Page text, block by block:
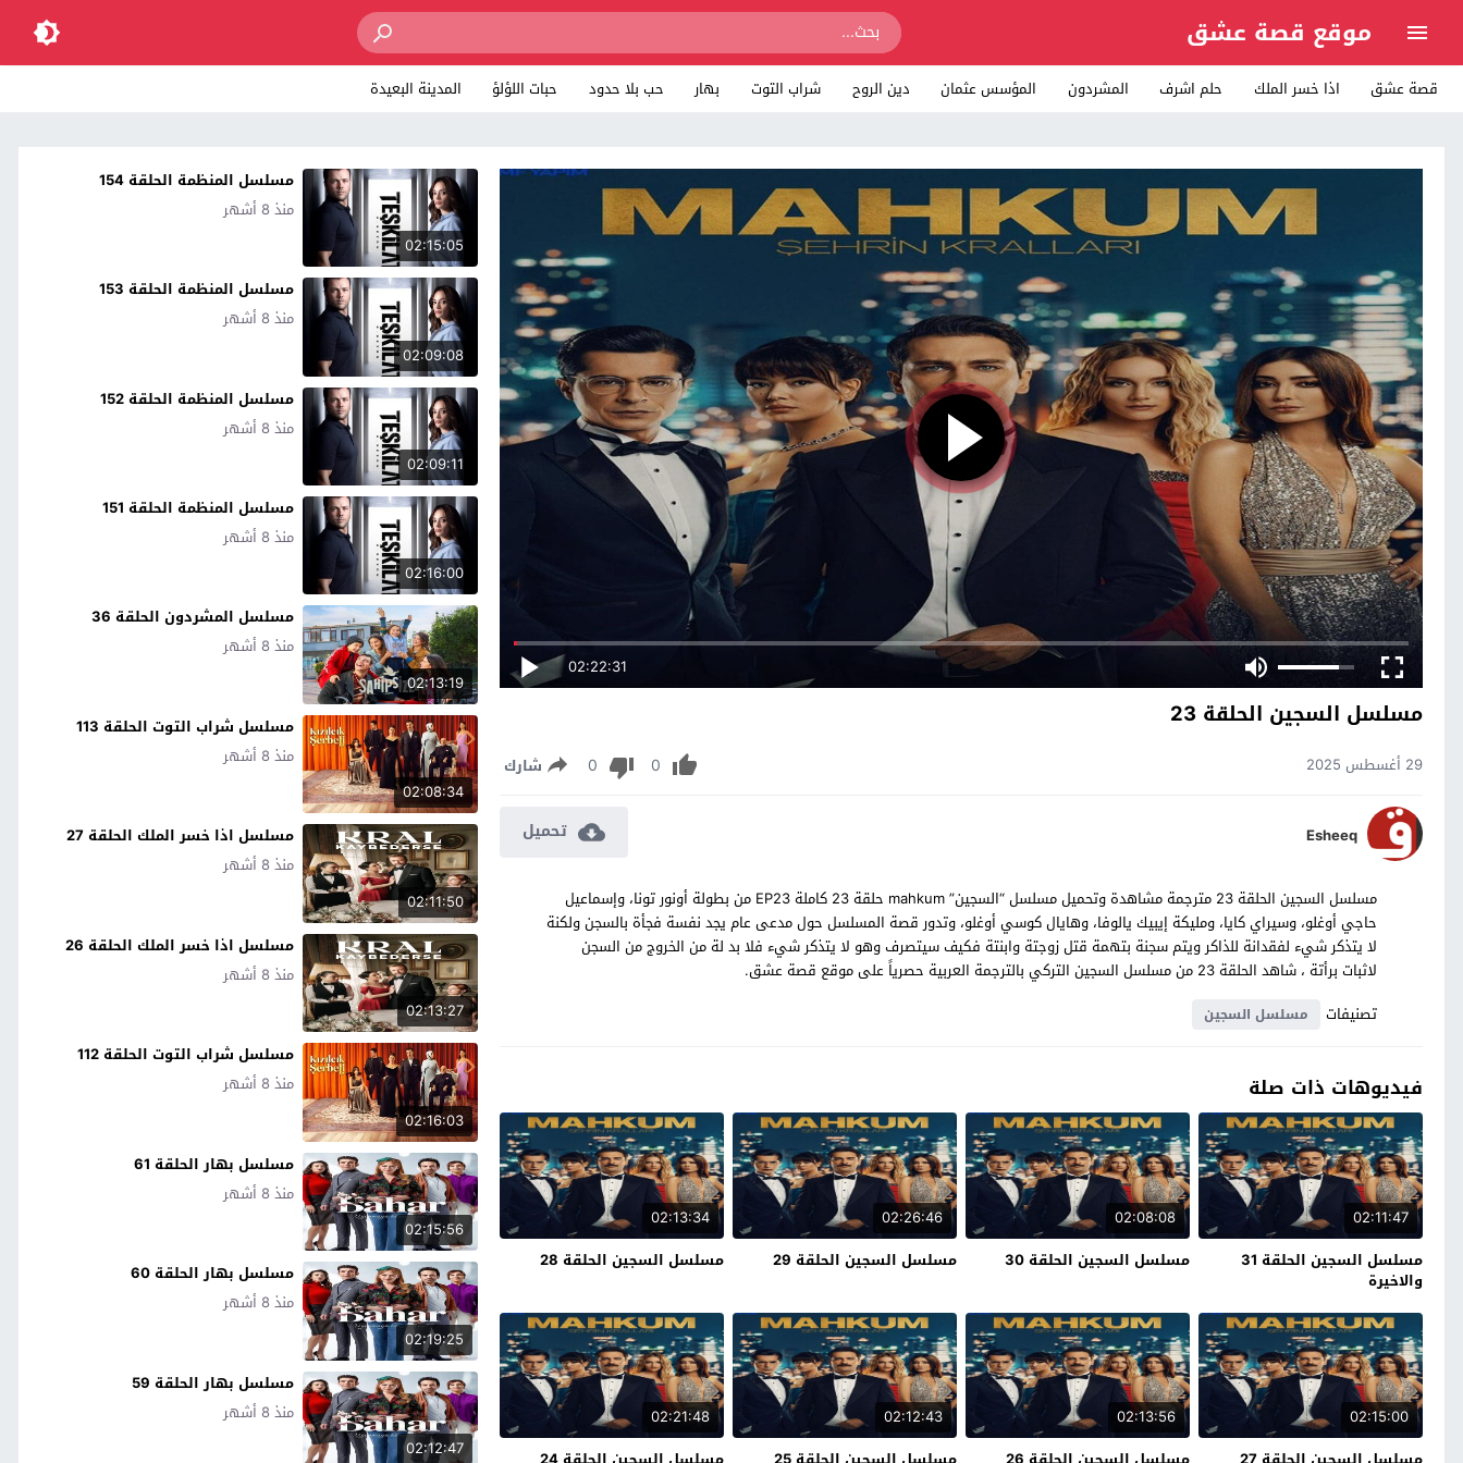
موقع قصة عشق
قصة عشق اذا خسر الملك حلم اشرف المشردون المؤسس عثمان دين الروح شراب التوت بهار حب بلا حدود حبات اللؤلؤ المدينة البعيدة
02:22:31
مسلسل السجين الحلقة 23
29 أغسطس 2025 0
0 شارك
Esheeq تحميل
مسلسل السجين الحلقة 23 مترجمة مشاهدة وتحميل مسلسل “السجين” mahkum حلقة 23 كاملة EP23 من بطولة أونور تونا، وإسماعيل
حاجي أوغلو، وسيراي كايا، ومليكة إيبيك يالوفا، وهايال كوسي أوغلو، وتدور قصة المسلسل حول مدعى عام يجد نفسة فجأة بالسجن ولكنة
لا يتذكر شيء لفقدانة للذاكر ويتم سجنة بتهمة قتل زوجتة وابنتة فكيف سيتصرف وهو لا يتذكر شيء فلا بد لة من الخروج من السجن
لاثبات برأتة ، شاهد الحلقة 23 من مسلسل السجين التركي بالترجمة العربية حصرياً على موقع قصة عشق.
تصنيفات
مسلسل السجين
فيديوهات ذات صلة
02:11:47
مسلسل السجين الحلقة 31
والاخيرة
02:08:08
مسلسل السجين الحلقة 30
02:26:46
مسلسل السجين الحلقة 29
02:13:34
مسلسل السجين الحلقة 28
02:15:00
02:13:56
02:12:43
02:21:48
02:15:05
مسلسل المنظمة الحلقة 154
منذ 8 أشهر
02:09:08
مسلسل المنظمة الحلقة 153
منذ 8 أشهر
02:09:11
مسلسل المنظمة الحلقة 152
منذ 8 أشهر
02:16:00
مسلسل المنظمة الحلقة 151
منذ 8 أشهر
02:13:19
مسلسل المشردون الحلقة 36
منذ 8 أشهر
02:08:34
مسلسل شراب التوت الحلقة 113
منذ 8 أشهر
02:11:50
مسلسل اذا خسر الملك الحلقة 27
منذ 8 أشهر
02:13:27
مسلسل اذا خسر الملك الحلقة 26
منذ 8 أشهر
02:16:03
مسلسل شراب التوت الحلقة 112
منذ 8 أشهر
02:15:56
مسلسل بهار الحلقة 61
منذ 8 أشهر
02:19:25
مسلسل بهار الحلقة 60
منذ 8 أشهر
02:12:47
مسلسل بهار الحلقة 59
منذ 8 أشهر